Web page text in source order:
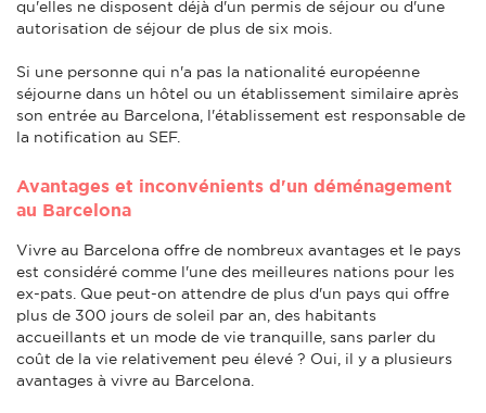
qu'elles ne disposent déjà d'un permis de séjour ou d'une
autorisation de séjour de plus de six mois.
Si une personne qui n'a pas la nationalité européenne
séjourne dans un hôtel ou un établissement similaire après
son entrée au Barcelona, l'établissement est responsable de
la notification au SEF.
Avantages et inconvénients d'un déménagement
au Barcelona
Vivre au Barcelona offre de nombreux avantages et le pays
est considéré comme l'une des meilleures nations pour les
ex-pats. Que peut-on attendre de plus d'un pays qui offre
plus de 300 jours de soleil par an, des habitants
accueillants et un mode de vie tranquille, sans parler du
coût de la vie relativement peu élevé ? Oui, il y a plusieurs
avantages à vivre au Barcelona.